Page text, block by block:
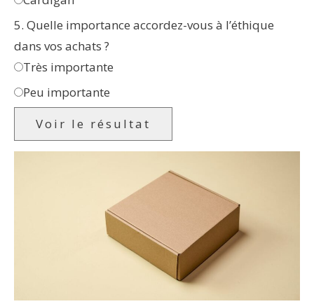
5. Quelle importance accordez-vous à l’éthique
dans vos achats ?
Très importante
Peu importante
Voir le résultat